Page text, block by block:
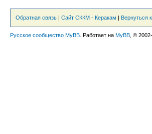
Обратная связь | Сайт СККМ - Керакам | Вернуться
Русское сообщество MyBB . Работает на MyBB , ©